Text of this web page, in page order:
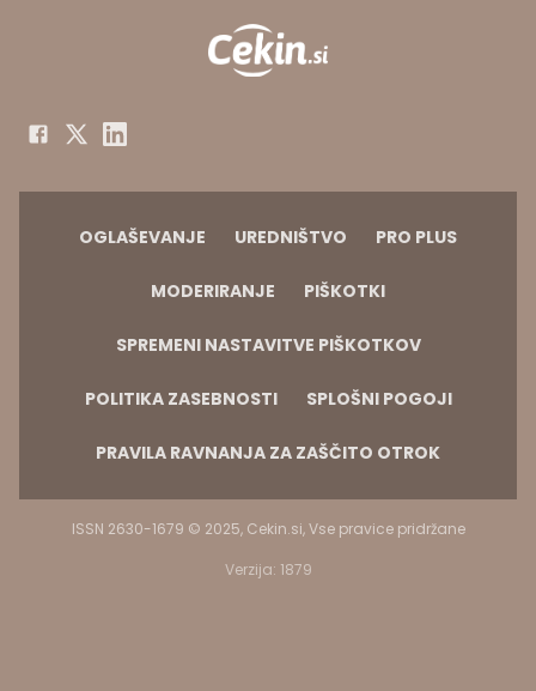
OGLAŠEVANJE UREDNIŠTVO PRO PLUS
MODERIRANJE PIŠKOTKI
SPREMENI NASTAVITVE PIŠKOTKOV
POLITIKA ZASEBNOSTI SPLOŠNI POGOJI
PRAVILA RAVNANJA ZA ZAŠČITO OTROK
ISSN 2630-1679 © 2025, Cekin.si, Vse pravice pridržane
Verzija: 1879